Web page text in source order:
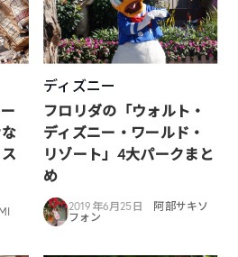
ディズニー
フロリダの「ウォルト・
ディズニー・ワールド・
リゾート」4大パークまと
め
2019年6月25日
阿部サキソ
フォン